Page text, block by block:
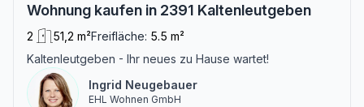
Wohnung kaufen in 2391 Kaltenleutgeben
2 51,2 m²Freifläche: 5.5 m²
Kaltenleutgeben - Ihr neues zu Hause wartet!
Ingrid Neugebauer
EHL Wohnen GmbH